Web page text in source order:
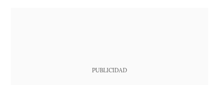
PUBLICIDAD